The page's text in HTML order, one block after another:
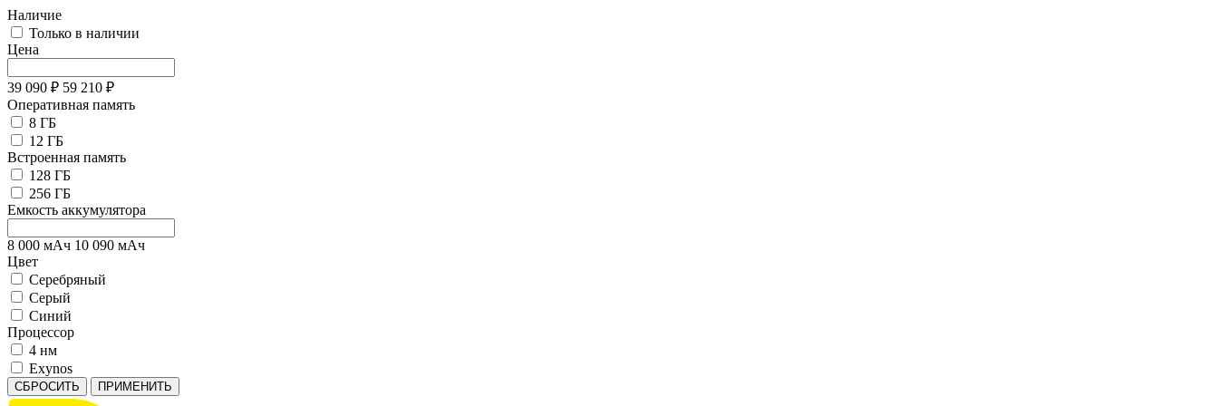
Наличие
Только в наличии
Цена
39 090 ₽ 59 210 ₽
Оперативная память
8 ГБ
12 ГБ
Встроенная память
128 ГБ
256 ГБ
Емкость аккумулятора
8 000 мАч 10 090 мАч
Цвет
Серебряный
Серый
Синий
Процессор
4 нм
Exynos
СБРОСИТЬ ПРИМЕНИТЬ